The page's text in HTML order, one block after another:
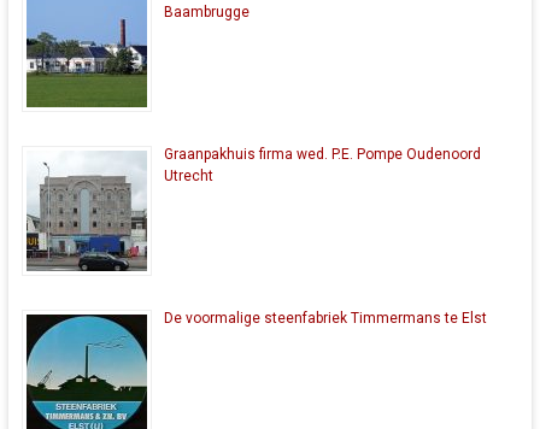
Baambrugge
Graanpakhuis firma wed. P.E. Pompe Oudenoord
Utrecht
De voormalige steenfabriek Timmermans te Elst